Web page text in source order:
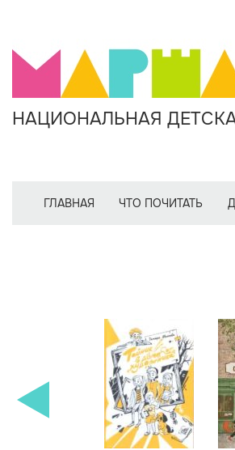
НАЦИОНАЛЬНАЯ
ГЛАВНАЯ ЧТО ПОЧИТАТЬ